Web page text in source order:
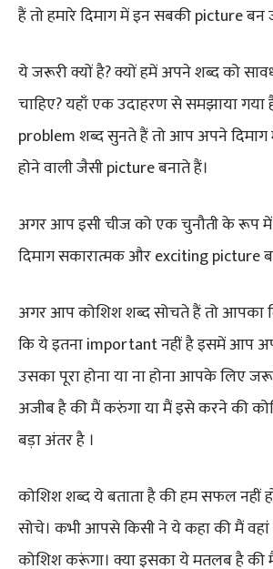
हैं तो हमारे दिमाग में इन सबकी picture बन
ये जरूरी क्यों है? क्यों हमें अपने शब्द को
चाहिए? यहाँ एक उदाहरण से समझाया
problem शब्द सुनते हैं तो आप अपने
होने वाली जैसी picture बनाते हैं।
अगर आप इसी चीज को एक चुनौती के रूप
दिमाग सकारात्मक और exciting picture
अगर आप कोशिश शब्द सोचते हैं तो आपका
कि ये इतना important नहीं है इसमें आप
उसका पूरा होना या ना होना आपके लिए
अजीब है की मैं करुंगा या मैं इसे करने की
बड़ा अंतर है ।
कोशिश शब्द ये बताता है की हम सफल नहीं
सोचे। कभी आपसे किसी ने ये कहा की मैं
कोशिश करूंगा। क्या इसका ये मतलब है की